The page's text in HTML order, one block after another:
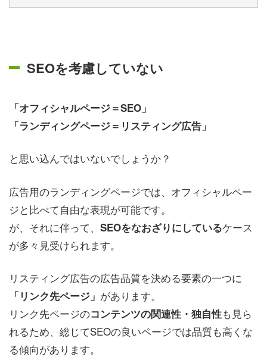
SEOを考慮していない
「オフィシャルページ＝SEO」
「ランディングページ＝リスティング広告」
と思い込んではいないでしょうか？
広告用のランディングページでは、オフィシャルペー
ジと比べて自由な表現が可能です。
が、それに伴って、 SEOをなおざりにしているケース
が多々見受けられます。
リスティング広告の広告品質を決める要素の一つに
「リンク先ページ」 があります。
リンク先ページのコンテンツの関連性・独自性も見ら
れるため、総じてSEOの良いページでは品質も高くな
る傾向があります。